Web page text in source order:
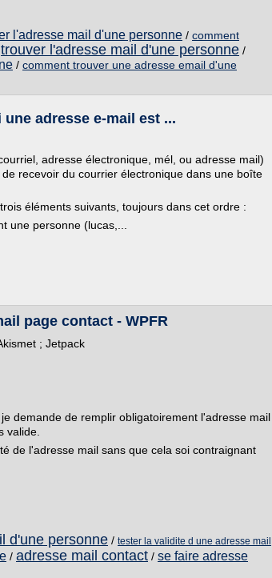
l'adresse mail d'une personne / comment
trouver l'adresse mail d'une personne /
/ comment trouver une adresse email d'une
adresse e-mail est ...
adresse électronique, mél, ou adresse mail)
recevoir du courrier électronique dans une boîte
éléments suivants, toujours dans cet ordre :
une personne (lucas,...
page contact - WPFR
; Jetpack
demande de remplir obligatoirement l'adresse mail
valide.
de l'adresse mail sans que cela soi contraignant
d'une personne / tester la validite d une adresse mail
/ adresse mail contact / se faire adresse